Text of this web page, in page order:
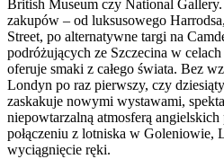
British Museum czy National
zakupów – od luksusowego
Street, po alternatywne targi na
podróżujących ze Szczecina w
oferuje smaki z całego świata. Bez
Londyn po raz pierwszy, czy
zaskakuje nowymi wystawami,
niepowtarzalną atmosferą
połączeniu z lotniska w Goleniowie,
wyciągnięcie ręki.